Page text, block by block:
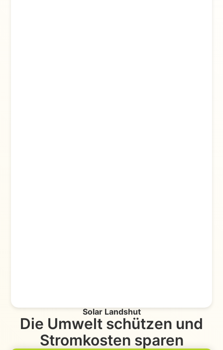
Solar Landshut
Die Umwelt schützen und
Stromkosten sparen